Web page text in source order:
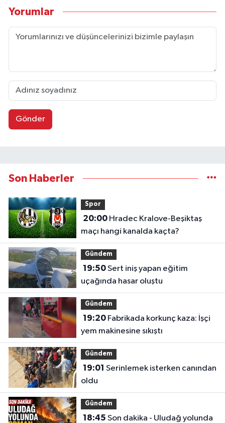
Yorumlar
Gönder
Son Haberler
Spor
20:00Hradec Kralove-Beşiktaş
maçı hangi kanalda kaçta?
Gündem
19:50Sert iniş yapan eğitim
uçağında hasar oluştu
Gündem
19:20Fabrikada korkunç kaza: İşçi
yem makinesine sıkıştı
Gündem
19:01
oldu
Gündem
18:45